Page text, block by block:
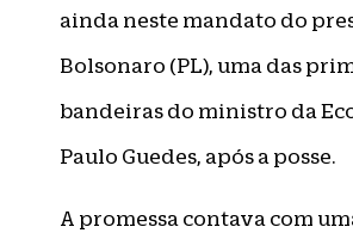
ainda neste mandato do
Bolsonaro (PL), uma das
bandeiras do ministro da
Paulo Guedes, após a posse.
A promessa contava com